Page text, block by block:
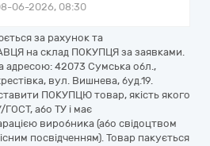
06-2026, 08:30
за рахунок та
на склад ПОКУПЦЯ за заявками.
адресою: 42073 Сумська обл.,
вул. Вишнева, буд.19.
ПОКУПЦЮ товар, якість якого
або ТУ і має
виробника (або свідоцтвом
посвідченням). Товар пакується